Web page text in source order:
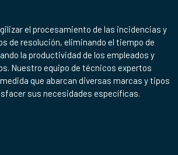
el procesamiento de las incidencias y
de resolución, eliminando el tiempo de
la productividad de los empleados y
Nuestro equipo de técnicos expertos
que abarcan diversas marcas y tipos
sus necesidades específicas.